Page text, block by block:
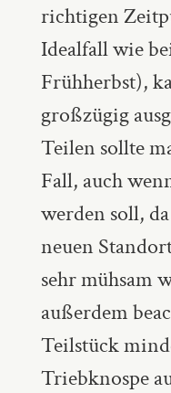
richtigen
Idealfall wie
Frühherbst),
großzügig
Teilen sollte
Fall, auch
werden soll,
neuen
sehr mühsam
außerdem
Teilstück
Triebknospe